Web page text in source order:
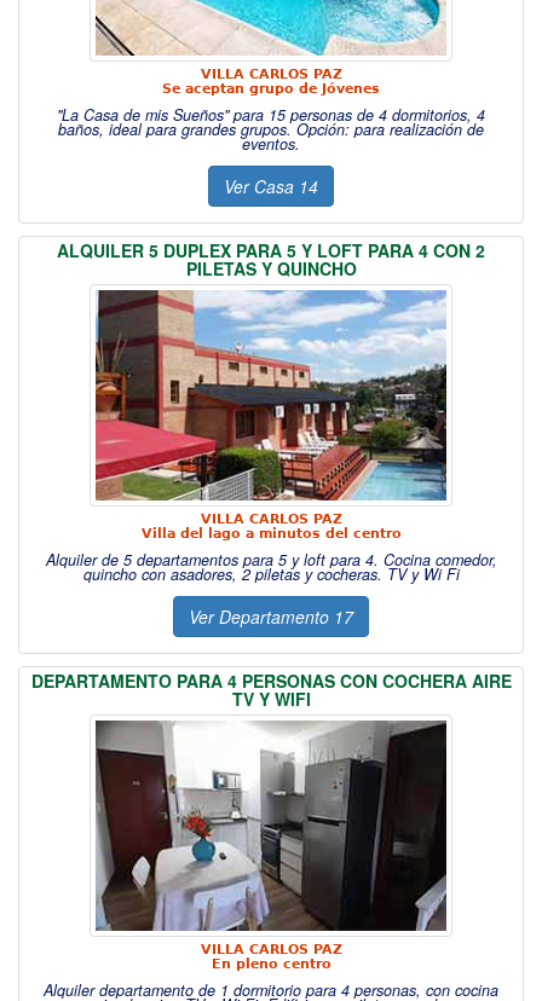
VILLA CARLOS PAZ
Se aceptan grupo de Jóvenes
"La Casa de mis Sueños" para 15 personas de 4 dormitorios, 4
baños, ideal para grandes grupos. Opción: para realización de
eventos.
Ver Casa 14
ALQUILER 5 DUPLEX PARA 5 Y LOFT PARA 4 CON 2
PILETAS Y QUINCHO
VILLA CARLOS PAZ
Villa del lago a minutos del centro
Alquiler de 5 departamentos para 5 y loft para 4. Cocina comedor,
quincho con asadores, 2 piletas y cocheras. TV y Wi Fi
Ver Departamento 17
DEPARTAMENTO PARA 4 PERSONAS CON COCHERA AIRE
TV Y WIFI
VILLA CARLOS PAZ
En pleno centro
Alquiler departamento de 1 dormitorio para 4 personas, con cocina